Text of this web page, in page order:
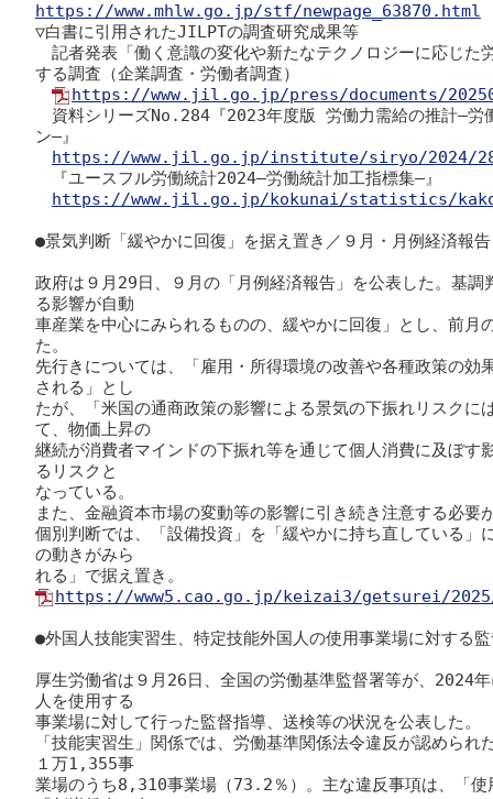
https://www.mhlw.go.jp/stf/newpage_63870.html
▽白書に引用されたJILPTの調査研究成果等
記者発表「働く意識の変化や新たなテクノロジーに応じた
する調査（企業調査・労働者調査）
https://www.jil.go.jp/press/documents/
資料シリーズNo.284『2023年度版 労働力需給の推計―労
ン―』
https://www.jil.go.jp/institute/siryo/2024/
『ユースフル労働統計2024―労働統計加工指標集―』
https://www.jil.go.jp/kokunai/statistics/
●景気判断「緩やかに回復」を据え置き／９月・月例経済報告
政府は９月29日、９月の「月例経済報告」を公表した。基
る影響が自動
車産業を中心にみられるものの、緩やかに回復」とし、前月
た。
先行きについては、「雇用・所得環境の改善や各種政策の効
される」とし
たが、「米国の通商政策の影響による景気の下振れリスクに
て、物価上昇の
継続が消費者マインドの下振れ等を通じて個人消費に及ぼす
るリスクと
なっている。
また、金融資本市場の変動等の影響に引き続き注意する必要
個別判断では、「設備投資」を「緩やかに持ち直している」
の動きがみら
https://www5.cao.go.jp/keizai3/getsurei/
●外国人技能実習生、特定技能外国人の使用事業場に対する
厚生労働省は９月26日、全国の労働基準監督署等が、2024
人を使用する
事業場に対して行った監督指導、送検等の状況を公表した。
「技能実習生」関係では、労働基準関係法令違反が認めら
１万1,355事
業場のうち8,310事業場（73.2％）。主な違反事項は、「